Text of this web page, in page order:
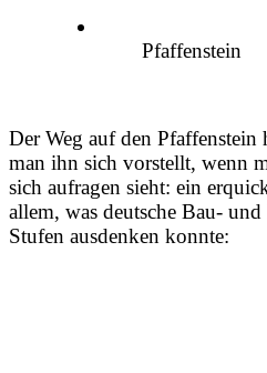
Pfaffenstein
Der Weg auf den
man ihn sich vorstellt, wenn
sich aufragen sieht: ein
allem, was deutsche Bau-
Stufen ausdenken konnte: